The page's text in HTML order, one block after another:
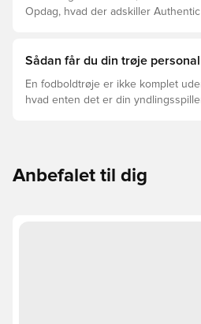
Opdag, hvad der adskiller
Sådan får du din trøje
En fodboldtrøje er ikke komplet
hvad enten det er din
Anbefalet til dig